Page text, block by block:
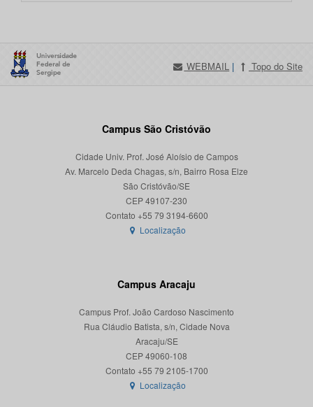
WEBMAIL | Topo do Site
Campus São Cristóvão
Cidade Univ. Prof. José Aloísio de Campos
Av. Marcelo Deda Chagas, s/n, Bairro Rosa Elze
São Cristóvão/SE
CEP 49107-230
Localização
Campus Aracaju
Campus Prof. João Cardoso Nascimento
Rua Cláudio Batista, s/n, Cidade Nova
Aracaju/SE
CEP 49060-108
Localização